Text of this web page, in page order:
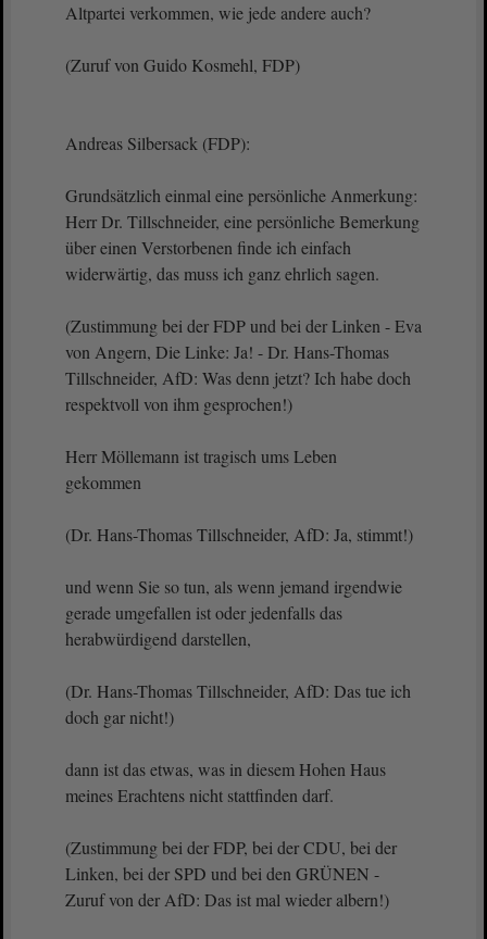
Altpartei verkommen, wie jede andere auch?
(Zuruf von Guido Kosmehl, FDP)
Andreas Silbersack (FDP):
Grundsätzlich einmal eine persönliche Anmerkung:
Herr Dr. Tillschneider, eine persönliche Bemerkung
über einen Verstorbenen finde ich einfach
widerwärtig, das muss ich ganz ehrlich sagen.
(Zustimmung bei der FDP und bei der Linken - Eva
von Angern, Die Linke: Ja! - Dr. Hans-Thomas
Tillschneider, AfD: Was denn jetzt? Ich habe doch
respektvoll von ihm gesprochen!)
Herr Möllemann ist tragisch ums Leben
gekommen
(Dr. Hans-Thomas Tillschneider, AfD: Ja, stimmt!)
und wenn Sie so tun, als wenn jemand irgendwie
gerade umgefallen ist oder jedenfalls das
herabwürdigend darstellen,
(Dr. Hans-Thomas Tillschneider, AfD: Das tue ich
doch gar nicht!)
dann ist das etwas, was in diesem Hohen Haus
meines Erachtens nicht stattfinden darf.
(Zustimmung bei der FDP, bei der CDU, bei der
Linken, bei der SPD und bei den GRÜNEN -
Zuruf von der AfD: Das ist mal wieder albern!)